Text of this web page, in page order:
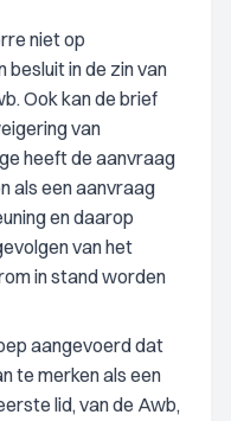
niet op
in de zin van
Ook kan de brief
van
heeft de aanvraag
als een aanvraag
en daarop
van het
in stand worden
aangevoerd dat
te merken als een
lid, van de Awb,